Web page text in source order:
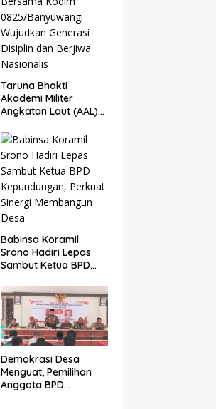
Taruna Bhakti
Akademi Militer
Angkatan Laut (AAL)
0825/Banyuwangi
Wujudkan Generasi
Disiplin dan Berjiwa
Nasionalis
Babinsa Koramil
Srono Hadiri Lepas
Sambut Ketua BPD
Perkuat Sinergi
Membangun Desa
Demokrasi Desa
Menguat, Pemilihan
Anggota BPD